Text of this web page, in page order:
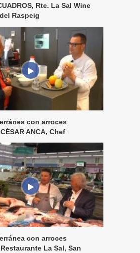
Rte. La Sal Wine
Raspeig
con arroces
ANCA, Chef
con arroces
La Sal, San